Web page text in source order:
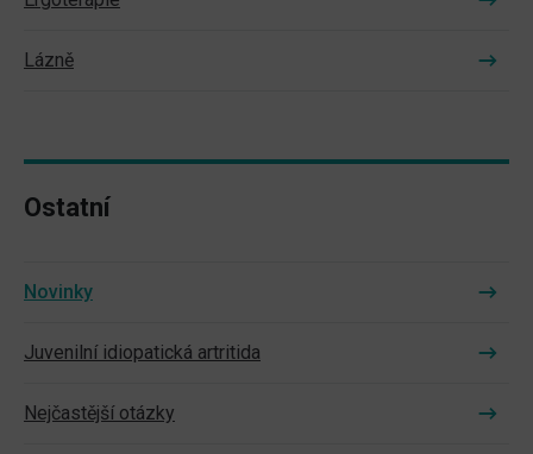
Lázně
Ostatní
Novinky
Juvenilní idiopatická artritida
Nejčastější otázky